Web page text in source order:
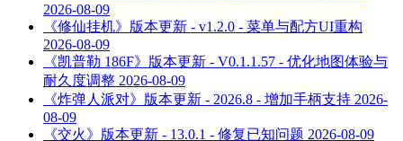
2026-08-09
《修仙挂机》版本更新 - v1.2.0 - 菜单与配方UI重构
2026-08-09
《凯普勒 186F》版本更新 - V0.1.1.57 - 优化地图体验与
耐久度调整 2026-08-09
《炸弹人派对》版本更新 - 2026.8 - 增加手柄支持 2026-
08-09
《交火》版本更新 - 13.0.1 - 修复已知问题 2026-08-09